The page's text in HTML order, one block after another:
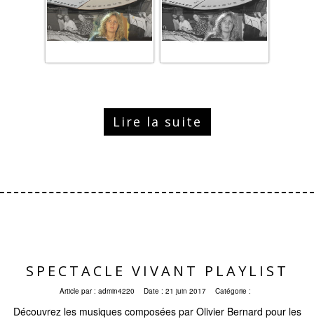
Lire la suite
SPECTACLE VIVANT PLAYLIST
Article par : admin4220 Date : 21 juin 2017 Catégorie :
Découvrez les musiques composées par Olivier Bernard pour les